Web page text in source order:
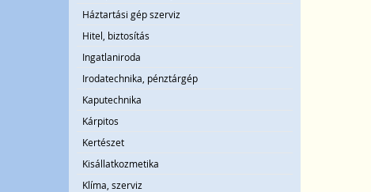
Háztartási gép szerviz
Hitel, biztosítás
Ingatlaniroda
Irodatechnika, pénztárgép
Kaputechnika
Kárpitos
Kertészet
Kisállatkozmetika
Klíma, szerviz